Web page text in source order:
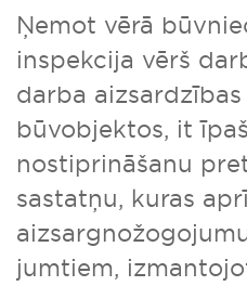
Ņemot vērā
inspekcija vērš
darba
būvobjektos, it
nostiprināšanu
sastatņu, kuras
jumtiem,